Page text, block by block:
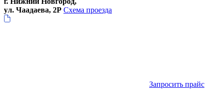
ул. Чаадаева, 2Р Схема проезда
Запросить прайс